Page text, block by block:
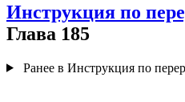
Инструкция по
Глава 185
Ранее в Инструкция по